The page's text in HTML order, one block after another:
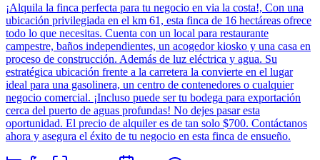
¡Alquila la finca perfecta para tu negocio en via la costa!, Con una
ubicación privilegiada en el km 61, esta finca de 16 hectáreas ofrece
todo lo que necesitas. Cuenta con un local para restaurante
campestre, baños independientes, un acogedor kiosko y una casa en
proceso de construcción. Además de luz eléctrica y agua. Su
estratégica ubicación frente a la carretera la convierte en el lugar
ideal para una gasolinera, un centro de contenedores o cualquier
negocio comercial. ¡Incluso puede ser tu bodega para exportación
cerca del puerto de aguas profundas! No dejes pasar esta
oportunidad. El precio de alquiler es de tan solo $700. Contáctanos
ahora y asegura el éxito de tu negocio en esta finca de ensueño.